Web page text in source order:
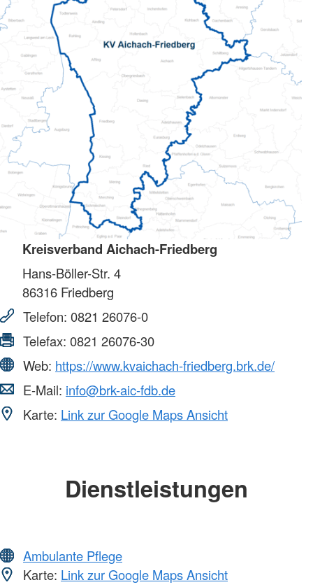
Kreisverband Aichach-Friedberg
Hans-Böller-Str. 4
86316 Friedberg
Telefon: 0821 26076-0
Telefax: 0821 26076-30
Web: https://www.kvaichach-friedberg.brk.de/
E-Mail: info@brk-aic-fdb.de
Karte: Link zur Google Maps Ansicht
Dienstleistungen
Ambulante Pflege
Karte: Link zur Google Maps Ansicht